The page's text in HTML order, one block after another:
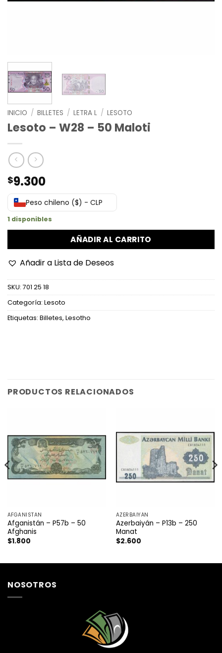
INICIO / BILLETES / LETRA L / LESOTO
Lesoto – W28 – 50 Maloti
$9.300
Peso chileno ($) - CLP
1 disponibles
AÑADIR AL CARRITO
Añadir a Lista de Deseos
SKU: 701 25 18
Categoría: Lesoto
Etiquetas: Billetes, Lesotho
PRODUCTOS RELACIONADOS
AFGANISTAN
Afganistán – P57b – 50
Afghanis
$1.800
AZERBAIYÁN
Azerbaiyán – P13b – 250
Manat
$2.600
NOSOTROS